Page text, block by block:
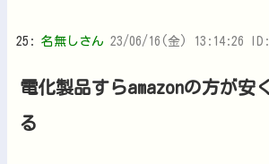
25: 名無しさん 23/06/16(金) 13:14:26
電化製品すらamazonの方が安
る